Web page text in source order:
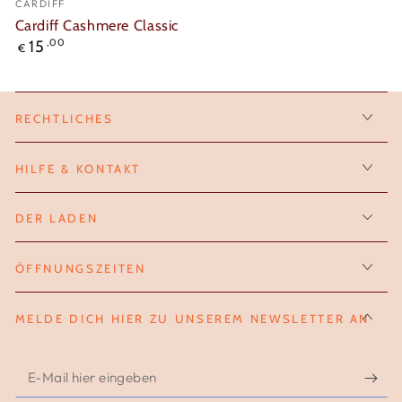
CARDIFF
Cardiff Cashmere Classic
Regulärer
€ 15 ,00
RECHTLICHES
HILFE & KONTAKT
DER LADEN
ÖFFNUNGSZEITEN
MELDE DICH HIER ZU UNSEREM NEWSLETTER AN
E-